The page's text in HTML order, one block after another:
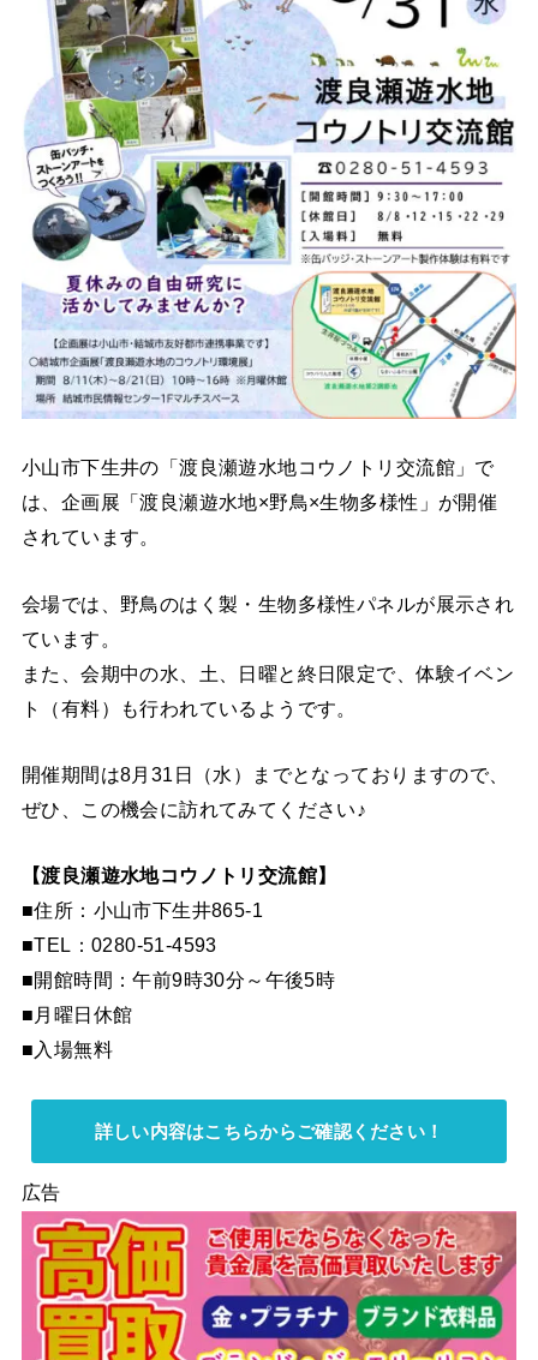
小山市下生井の「渡良瀬遊水地コウノトリ交流館」で
は、企画展「渡良瀬遊水地×野鳥×生物多様性」が開催
されています。
会場では、野鳥のはく製・生物多様性パネルが展示され
ています。
また、会期中の水、土、日曜と終日限定で、体験イベン
ト（有料）も行われているようです。
開催期間は8月31日（水）までとなっておりますので、
ぜひ、この機会に訪れてみてください♪
【渡良瀬遊水地コウノトリ交流館】
■住所：小山市下生井865-1
■TEL：0280-51-4593
■開館時間：午前9時30分～午後5時
■月曜日休館
■入場無料
詳しい内容はこちらからご確認ください！
広告